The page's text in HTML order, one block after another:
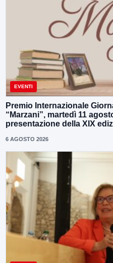
EVENTI
Premio Internazionale
“Marzani”, martedì 11
presentazione della XIX
6 AGOSTO 2026